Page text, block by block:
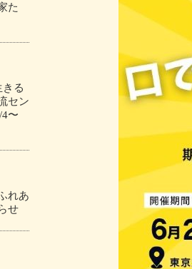
た
る
セン
〜
れあ
せ